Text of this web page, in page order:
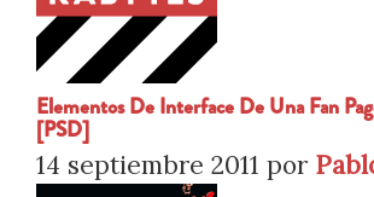
Elementos De Interface De Una Fan
[PSD]
14 septiembre 2011 por